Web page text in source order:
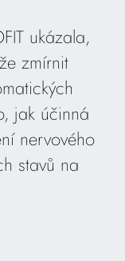
ukázala,
zmírnit
jak účinná
nervového
stavů na